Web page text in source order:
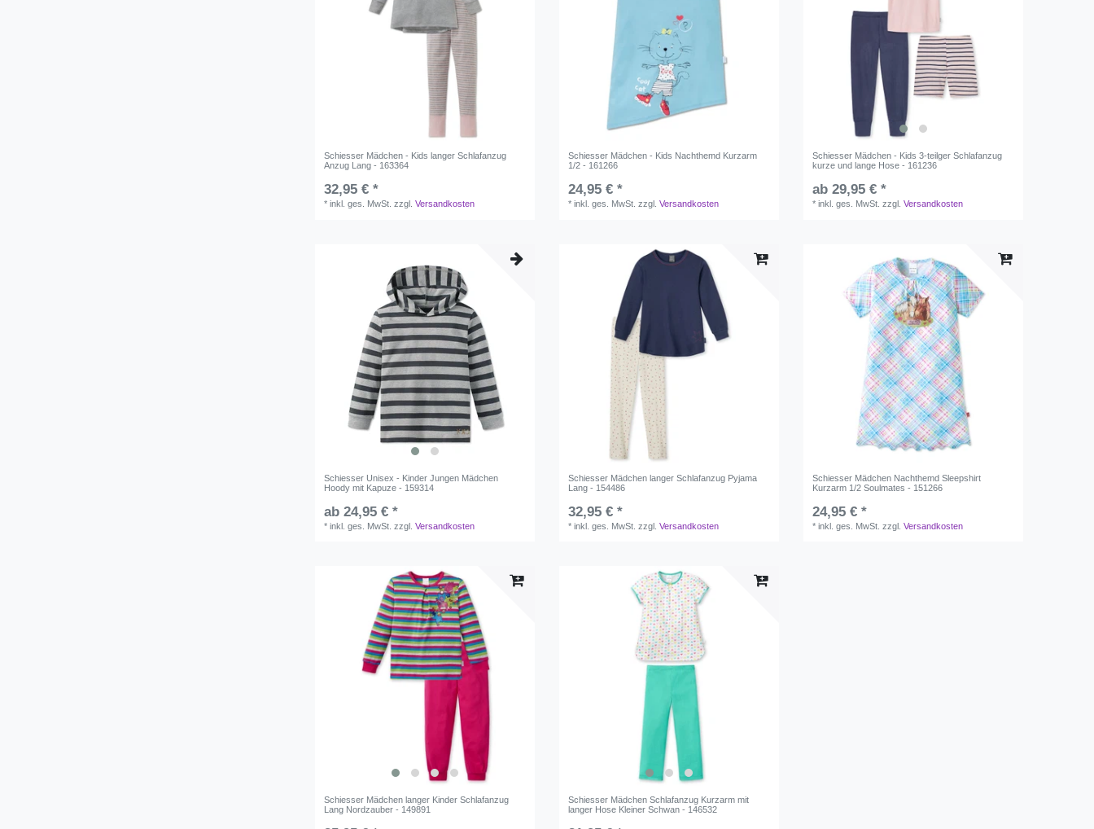
Schiesser Mädchen - Kids langer Schlafanzug
Anzug Lang - 163364
32,95 € *
*inkl. ges. MwSt. zzgl.Versandkosten
Schiesser Mädchen - Kids Nachthemd Kurzarm
1/2 - 161266
24,95 € *
*inkl. ges. MwSt. zzgl.Versandkosten
Schiesser Mädchen - Kids 3-teilger Schlafanzug
kurze und lange Hose - 161236
ab 29,95 € *
*inkl. ges. MwSt. zzgl.Versandkosten
Schiesser Unisex - Kinder Jungen Mädchen
Hoody mit Kapuze - 159314
ab 24,95 € *
*inkl. ges. MwSt. zzgl.Versandkosten
Schiesser Mädchen langer Schlafanzug Pyjama
Lang - 154486
32,95 € *
*inkl. ges. MwSt. zzgl.Versandkosten
Schiesser Mädchen Nachthemd Sleepshirt
Kurzarm 1/2 Soulmates - 151266
24,95 € *
*inkl. ges. MwSt. zzgl.Versandkosten
Schiesser Mädchen langer Kinder Schlafanzug
Lang Nordzauber - 149891
Schiesser Mädchen Schlafanzug Kurzarm mit
langer Hose Kleiner Schwan - 146532